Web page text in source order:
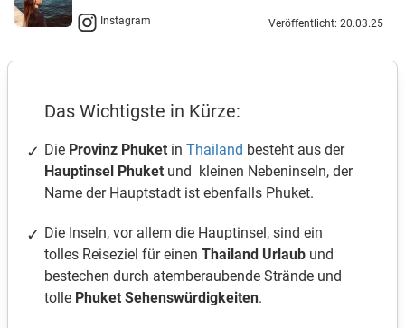
Instagram Veröffentlicht: 20.03.25
Das Wichtigste in Kürze:
Die Provinz Phuket in Thailand besteht aus der
Hauptinsel Phuket und kleinen Nebeninseln, der
Name der Hauptstadt ist ebenfalls Phuket.
Die Inseln, vor allem die Hauptinsel, sind ein
tolles Reiseziel für einen Thailand Urlaub und
bestechen durch atemberaubende Strände und
tolle Phuket Sehenswürdigkeiten.